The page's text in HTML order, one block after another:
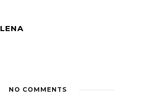
LENA
NO COMMENTS